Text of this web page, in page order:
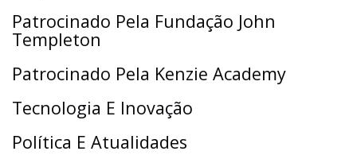
Patrocinado Pela Fundação John
Templeton
Patrocinado Pela Kenzie Academy
Tecnologia E Inovação
Política E Atualidades